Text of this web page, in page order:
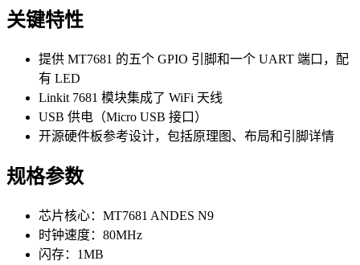
关键特性
提供 MT7681 的五个 GPIO 引脚和一个 UART 端口，配
有 LED
Linkit 7681 模块集成了 WiFi 天线
USB 供电（Micro USB 接口）
开源硬件板参考设计，包括原理图、布局和引脚详情
规格参数
芯片核心：MT7681 ANDES N9
时钟速度：80MHz
闪存：1MB